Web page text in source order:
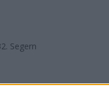
Segern